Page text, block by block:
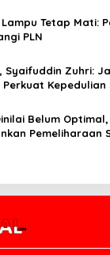
Tetap Mati:
PLN
Syaifuddin Zuhri:
Perkuat Kepedulian
Belum Optimal,
Pemeliharaan